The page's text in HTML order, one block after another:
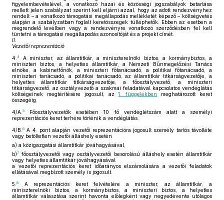
figyelembevételével, a vonatkozó hazai és közösségi jogszabályok betartása
mellett jelen szabályzat szerint kell eljárni azzal, hogy az adott rendezvényhez
rendelt – a vonatkozó támogatási megállapodás mellékletét képező – költségvetés
alapján a szabályzatban foglalt keretösszegek túlléphetők. Ebben az esetben a
megrendelő levélben vagy a rendezvényre vonatkozó szerződésben fel kell
tüntetni a támogatási megállapodás azonosítóját és a projekt címét.
II.
Vezetői reprezentáció
4. 4
A miniszter, az államtitkár, a miniszterelnöki biztos, a kormánybiztos, a
miniszteri biztos, a helyettes államtitkár, a Nemzeti Bűnmegelőzési Tanács
elnöke, a kabinetfőnök, a miniszteri főtanácsadó, a politikai főtanácsadó, a
miniszteri tanácsadó, a politikai tanácsadó, az államtitkár titkárságvezetője, a
helyettes államtitkár titkárságvezetője, a főosztályvezető, a miniszteri
titkárságvezető, az osztályvezető a szakmai feladatával kapcsolatos vendéglátás
költségeinek megtérítésére jogosult, az1. függelékben
meghatározott keret
összegéig.
4/A. 5
Főosztályvezetők esetében 10 fő vendéglétszám alatt a személyi
reprezentációs keret terhére történik a vendéglátás.
4/B. 6 A 4. pont alapján vezetői reprezentációra jogosult személy tartós távolléte
vagy betöltetlen vezetői álláshely esetén
a) a közigazgatási államtitkár jóváhagyásával,
b)7 főosztályvezetői vagy osztályvezetői besorolású álláshely esetén államtitkár
vagy helyettes államtitkár jóváhagyásával
a vezetői reprezentációs keret időarányos elszámolására a vezetői feladatok
ellátásával megbízott személy is jogosult.
5. 8
A reprezentációs keret felvételére a miniszter, az államtitkár, a
miniszterelnöki biztos, a kormánybiztos, a miniszteri biztos, a helyettes
államtitkár választása szerint havonta előlegként vagy negyedévente utólagos